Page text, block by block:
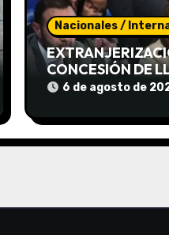
Nacionales /
CONCESIÓN DE
GOBIERNO POR
CONGRESO
6 de agosto de